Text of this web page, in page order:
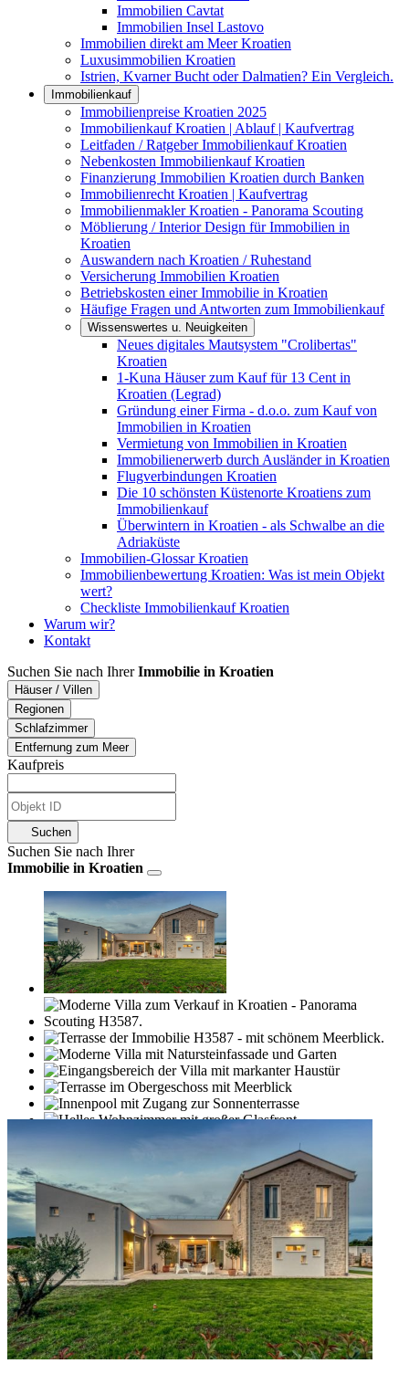
Immobilien Cavtat
Immobilien Insel Lastovo
Immobilien direkt am Meer Kroatien
Luxusimmobilien Kroatien
Istrien, Kvarner Bucht oder Dalmatien? Ein Vergleich.
Immobilienkauf
Immobilienpreise Kroatien 2025
Immobilienkauf Kroatien | Ablauf | Kaufvertrag
Leitfaden / Ratgeber Immobilienkauf Kroatien
Nebenkosten Immobilienkauf Kroatien
Finanzierung Immobilien Kroatien durch Banken
Immobilienrecht Kroatien | Kaufvertrag
Immobilienmakler Kroatien - Panorama Scouting
Möblierung / Interior Design für Immobilien in
Kroatien
Auswandern nach Kroatien / Ruhestand
Versicherung Immobilien Kroatien
Betriebskosten einer Immobilie in Kroatien
Häufige Fragen und Antworten zum Immobilienkauf
Wissenswertes u. Neuigkeiten
Neues digitales Mautsystem "Crolibertas"
Kroatien
1-Kuna Häuser zum Kauf für 13 Cent in
Kroatien (Legrad)
Gründung einer Firma - d.o.o. zum Kauf von
Immobilien in Kroatien
Vermietung von Immobilien in Kroatien
Immobilienerwerb durch Ausländer in Kroatien
Flugverbindungen Kroatien
Die 10 schönsten Küstenorte Kroatiens zum
Immobilienkauf
Überwintern in Kroatien - als Schwalbe an die
Adriaküste
Immobilien-Glossar Kroatien
Immobilienbewertung Kroatien: Was ist mein Objekt
wert?
Checkliste Immobilienkauf Kroatien
Warum wir?
Kontakt
Suchen Sie nach IhrerImmobilie in Kroatien
Häuser / Villen
Regionen
Schlafzimmer
Entfernung zum Meer
Kaufpreis
Suchen
Suchen Sie nach Ihrer
Immobilie in Kroatien